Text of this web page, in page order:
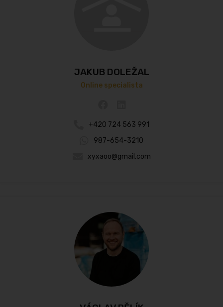
JAKUB DOLEŽAL
Online specialista
+420 724 563 991
987-654-3210
xyxaoo@gmail.com